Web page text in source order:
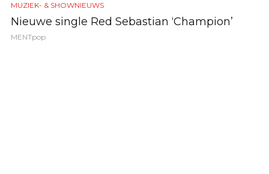
MUZIEK- & SHOWNIEUWS
Nieuwe single Red Sebastian ‘Champion’
MENTpop